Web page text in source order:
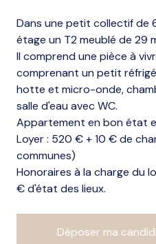
Dans une petit collectif de
étage un T2 meublé de 29
Il comprend une pièce à
comprenant un petit
hotte et micro-onde,
salle d'eau avec WC.
Appartement en bon état
Loyer : 520 € + 10 € de
communes)
Honoraires à la charge du
€ d'état des lieux.
Déposer ma